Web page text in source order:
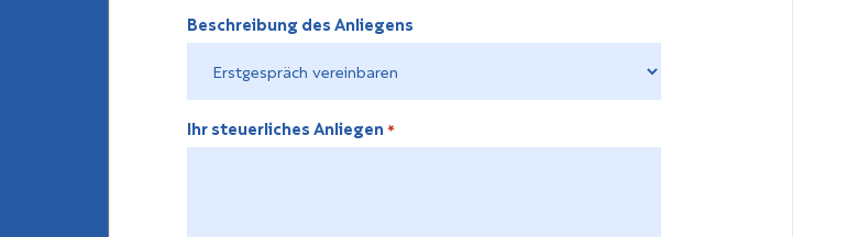
Beschreibung des Anliegens
Ihr steuerliches Anliegen*